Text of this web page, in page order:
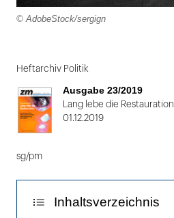
© AdobeStock/sergign
1
von
2
Heftarchiv Politik
Ausgabe 23/2019
Lang lebe die Restauration
01.12.2019
sg/pm
Inhaltsverzeichnis